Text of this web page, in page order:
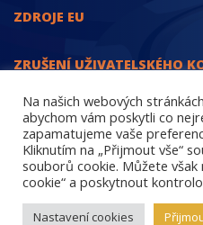
ZDROJE EU
ZRUŠENÍ UŽIVATELSKÉHO
INFORMACE O ZDANĚNÍ
Ministerstvo financí varuje:
Na našich webových
abychom vám poskytli co
zapamatujeme vaše
Kliknutím na „Přijmout vše“
souborů cookie. Můžete
cookie“ a poskytnout
Nastavení cookies